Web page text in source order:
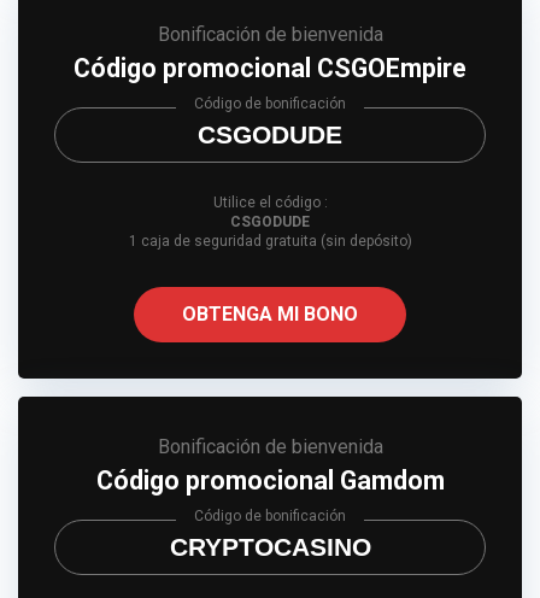
Bonificación de bienvenida
Código promocional CSGOEmpire
CSGODUDE
Código de bonificación
Utilice el código :
CSGODUDE
1 caja de seguridad gratuita (sin depósito)
OBTENGA MI BONO
Bonificación de bienvenida
Código promocional Gamdom
CRYPTOCASINO
Código de bonificación